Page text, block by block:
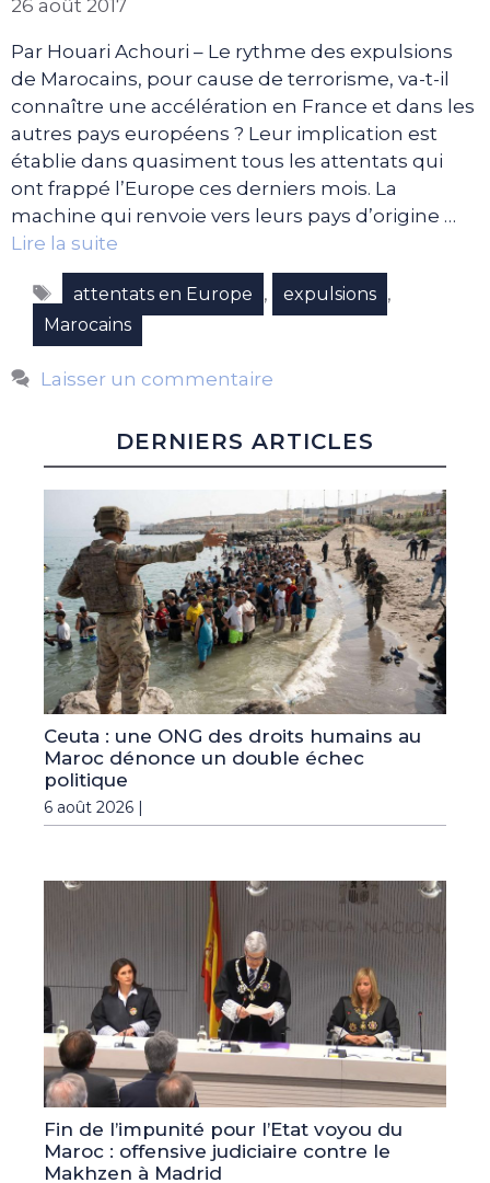
26 août 2017
Par Houari Achouri – Le rythme des expulsions
de Marocains, pour cause de terrorisme, va-t-il
connaître une accélération en France et dans les
autres pays européens ? Leur implication est
établie dans quasiment tous les attentats qui
ont frappé l’Europe ces derniers mois. La
machine qui renvoie vers leurs pays d’origine …
Lire la suite
Étiquettes
attentats en Europe , expulsions ,
Marocains
Laisser un commentaire
DERNIERS ARTICLES
Ceuta : une ONG des droits humains au
Maroc dénonce un double échec
politique
6 août 2026 |
Fin de l’impunité pour l’Etat voyou du
Maroc : offensive judiciaire contre le
Makhzen à Madrid